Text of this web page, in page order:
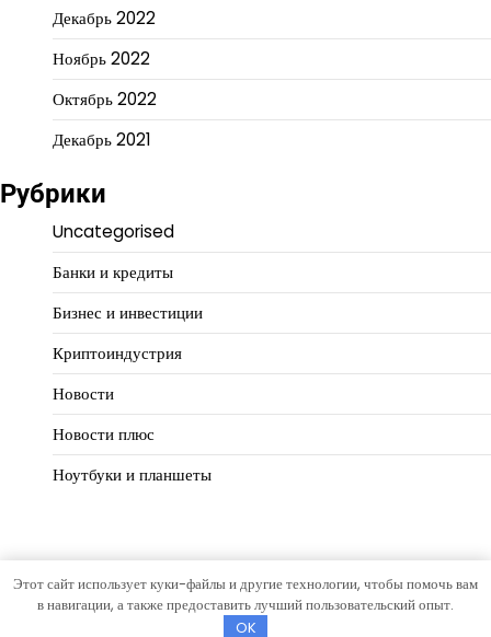
Декабрь 2022
Ноябрь 2022
Октябрь 2022
Декабрь 2021
Рубрики
Uncategorised
Банки и кредиты
Бизнес и инвестиции
Криптоиндустрия
Новости
Новости плюс
Ноутбуки и планшеты
Copyright © 2026Деловой масштабТема Hourly News от
Этот сайт использует куки-файлы и другие технологии, чтобы помочь вам
в навигации, а также предоставить лучший пользовательский опыт.
OK